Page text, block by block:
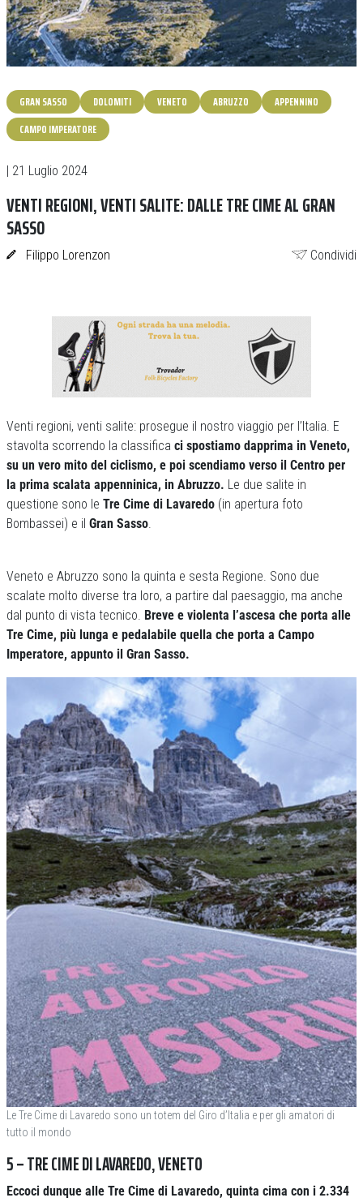
GRAN SASSO DOLOMITI VENETO ABRUZZO
APPENNINO
CAMPO IMPERATORE
| 21 Luglio 2024
VENTI REGIONI, VENTI SALITE: DALLE TRE CIME AL GRAN
SASSO
Filippo Lorenzon Condividi
Venti regioni, venti salite: prosegue il nostro viaggio per l’Italia. E
stavolta scorrendo la classifica ci spostiamo dapprima in Veneto,
su un vero mito del ciclismo, e poi scendiamo verso il Centro per
la prima scalata appenninica, in Abruzzo. Le due salite in
questione sono le Tre Cime di Lavaredo (in apertura foto
Bombassei) e il Gran Sasso.
Veneto e Abruzzo sono la quinta e sesta Regione. Sono due
scalate molto diverse tra loro, a partire dal paesaggio, ma anche
dal punto di vista tecnico. Breve e violenta l’ascesa che porta alle
Tre Cime, più lunga e pedalabile quella che porta a Campo
Imperatore, appunto il Gran Sasso.
Le Tre Cime di Lavaredo sono un totem del Giro d’Italia e per gli amatori di
tutto il mondo
5 – TRE CIME DI LAVAREDO, VENETO
Eccoci dunque alle Tre Cime di Lavaredo, quinta cima con i 2.334